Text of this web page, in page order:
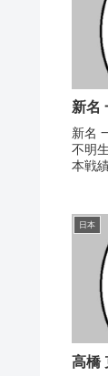
新名
新名
不明
本戦
ガ
日本
高橋